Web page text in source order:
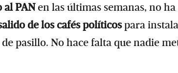
al PANen las últimas semanas, no
de los cafés políticospara
pasillo. No hace falta que nadie